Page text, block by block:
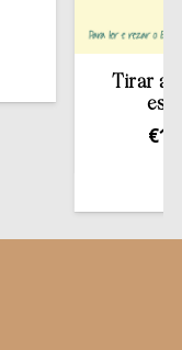
Tirar a Bíblia
estante
13,50